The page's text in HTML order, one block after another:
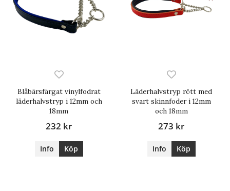
Blåbärsfärgat vinylfodrat
läderhalvstryp i 12mm och
18mm
232 kr
Info Köp
Läderhalvstryp rött med
svart skinnfoder i 12mm
och 18mm
273 kr
Info Köp